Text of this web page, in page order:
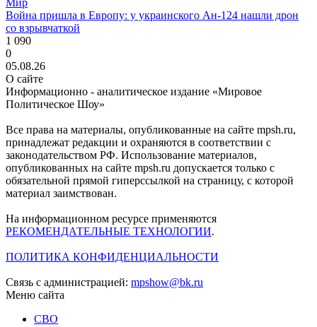
Война пришла в Европу: у украинского Ан-124 нашли дрон
со взрывчаткой
1 090
0
05.08.26
О сайте
Информационно - аналитическое издание «Мировое
Политическое Шоу»
Все права на материалы, опубликованные на сайте mpsh.ru,
принадлежат редакции и охраняются в соответствии с
законодательством РФ. Использование материалов,
опубликованных на сайте mpsh.ru допускается только с
обязательной прямой гиперссылкой на страницу, с которой
материал заимствован.
На информационном ресурсе применяются
РЕКОМЕНДАТЕЛЬНЫЕ ТЕХНОЛОГИИ.
ПОЛИТИКА КОНФИДЕНЦИАЛЬНОСТИ
Связь с администрацией: mpshow@bk.ru
Меню сайта
СВО